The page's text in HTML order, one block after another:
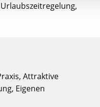
Attraktive
Eigenen